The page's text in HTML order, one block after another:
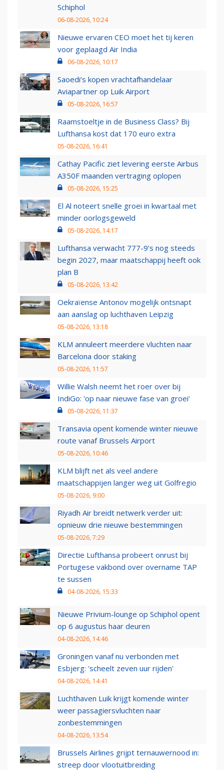
Schiphol
06-08-2026, 10:24
Nieuwe ervaren CEO moet het tij keren
voor geplaagd Air India
06-08-2026, 10:17
Saoedi’s kopen vrachtafhandelaar
Aviapartner op Luik Airport
05-08-2026, 16:57
Raamstoeltje in de Business Class? Bij
Lufthansa kost dat 170 euro extra
05-08-2026, 16:41
Cathay Pacific ziet levering eerste Airbus
A350F maanden vertraging oplopen
05-08-2026, 15:25
El Al noteert snelle groei in kwartaal met
minder oorlogsgeweld
05-08-2026, 14:17
Lufthansa verwacht 777-9’s nog steeds
begin 2027, maar maatschappij heeft ook
plan B
05-08-2026, 13:42
Oekraïense Antonov mogelijk ontsnapt
aan aanslag op luchthaven Leipzig
05-08-2026, 13:18
KLM annuleert meerdere vluchten naar
Barcelona door staking
05-08-2026, 11:57
Willie Walsh neemt het roer over bij
IndiGo: 'op naar nieuwe fase van groei'
05-08-2026, 11:37
Transavia opent komende winter nieuwe
route vanaf Brussels Airport
05-08-2026, 10:46
KLM blijft net als veel andere
maatschappijen langer weg uit Golfregio
05-08-2026, 9:00
Riyadh Air breidt netwerk verder uit:
opnieuw drie nieuwe bestemmingen
05-08-2026, 7:29
Directie Lufthansa probeert onrust bij
Portugese vakbond over overname TAP
te sussen
04-08-2026, 15:33
Nieuwe Privium-lounge op Schiphol opent
op 6 augustus haar deuren
04-08-2026, 14:46
Groningen vanaf nu verbonden met
Esbjerg: 'scheelt zeven uur rijden'
04-08-2026, 14:41
Luchthaven Luik krijgt komende winter
weer passagiersvluchten naar
zonbestemmingen
04-08-2026, 13:54
Brussels Airlines grijpt ternauwernood in:
streep door vlootuitbreiding